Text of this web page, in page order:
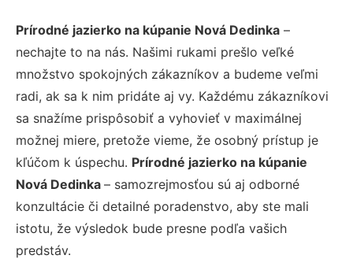
Prírodné jazierko na kúpanie Nová Dedinka –
nechajte to na nás. Našimi rukami prešlo veľké
množstvo spokojných zákazníkov a budeme veľmi
radi, ak sa k nim pridáte aj vy. Každému zákazníkovi
sa snažíme prispôsobiť a vyhovieť v maximálnej
možnej miere, pretože vieme, že osobný prístup je
kľúčom k úspechu. Prírodné jazierko na kúpanie
Nová Dedinka – samozrejmosťou sú aj odborné
konzultácie či detailné poradenstvo, aby ste mali
istotu, že výsledok bude presne podľa vašich
predstáv.